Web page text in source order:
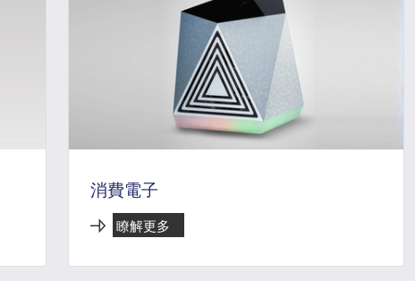
消費電子
瞭解更多